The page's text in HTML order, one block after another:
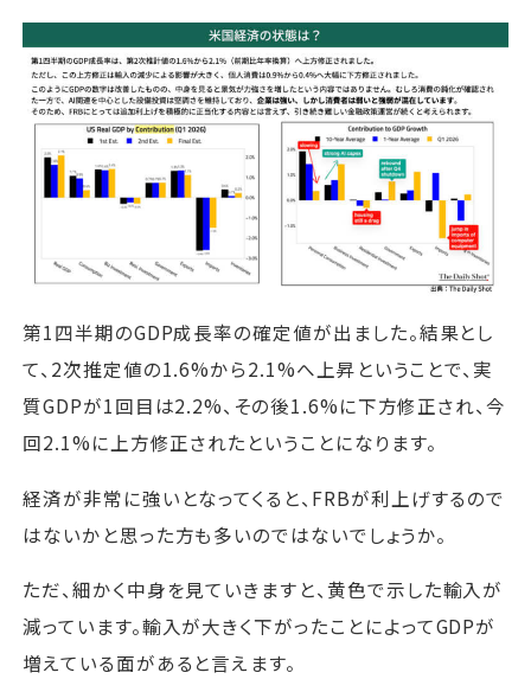
第1四半期のGDP成長率の確定値が出ました。結果とし
て、2次推定値の1.6%から2.1%へ上昇ということで、実
質GDPが1回目は2.2%、その後1.6%に下方修正され、今
回2.1%に上方修正されたということになります。
経済が非常に強いとなってくると、FRBが利上げするので
はないかと思った方も多いのではないでしょうか。
ただ、細かく中身を見ていきますと、黄色で示した輸入が
減っています。輸入が大きく下がったことによってGDPが
増えている面があると言えます。